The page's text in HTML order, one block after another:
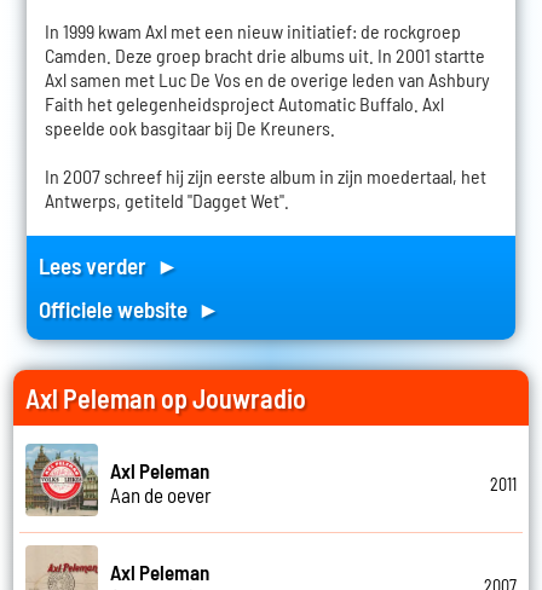
In 1999 kwam Axl met een nieuw initiatief: de rockgroep
Camden. Deze groep bracht drie albums uit. In 2001 startte
Axl samen met Luc De Vos en de overige leden van Ashbury
Faith het gelegenheidsproject Automatic Buffalo. Axl
speelde ook basgitaar bij De Kreuners.
In 2007 schreef hij zijn eerste album in zijn moedertaal, het
Antwerps, getiteld "Dagget Wet".
Lees verder ►
Officiele website ►
Axl Peleman op Jouwradio
Axl Peleman
Aan de oever
2011
Axl Peleman
2007